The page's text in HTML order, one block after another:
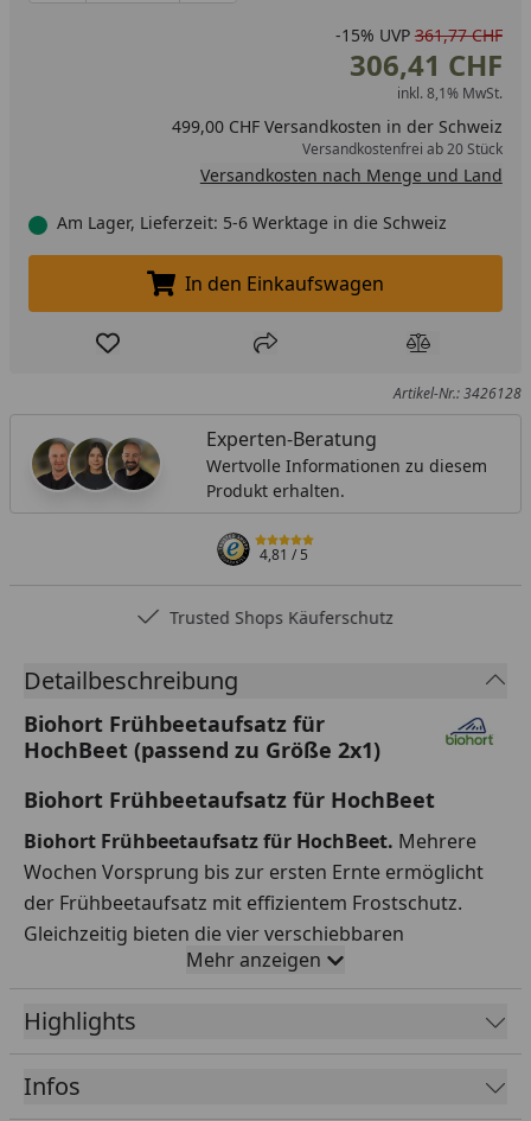
-15% UVP 361,77 CHF
306,41 CHF
inkl. 8,1% MwSt.
499,00 CHF Versandkosten in der Schweiz
Versandkostenfrei ab 20 Stück
Versandkosten nach Menge und Land
Am Lager, Lieferzeit: 5-6 Werktage in die Schweiz
In den Einkaufswagen legen
In den Einkaufswagen
Produkt zur Wunschliste hinzufügen
Teilen Produkt
Artikel-Nr.: 3426128
Experten-Beratung
Wertvolle Informationen zu diesem
Produkt erhalten.
4,81/ 5
Trusted Shops Käuferschutz
Detailbeschreibung
Biohort Frühbeetaufsatz für
HochBeet (passend zu Größe 2x1)
Biohort Frühbeetaufsatz für HochBeet
Biohort Frühbeetaufsatz für HochBeet. Mehrere
Wochen Vorsprung bis zur ersten Ernte ermöglicht
der Frühbeetaufsatz mit effizientem Frostschutz.
Gleichzeitig bieten die vier verschiebbaren
Doppelstegplatten an jeder Stelle im Beet gute
Zugänglichkeiten zu den Pflanzen. Der
Frühbeetaufsatz ist sturmfest und mit einem
Regenwasserablauf ins Innere des HochBeets
ausgestattet.
Mehr anzeigen
Highlights
Infos